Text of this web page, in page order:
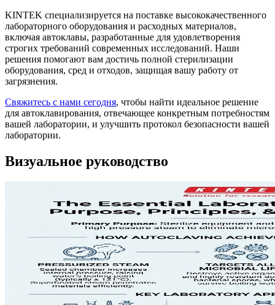
KINTEK специализируется на поставке высококачественного
лабораторного оборудования и расходных материалов,
включая автоклавы, разработанные для удовлетворения
строгих требований современных исследований. Наши
решения помогают вам достичь полной стерилизации
оборудования, сред и отходов, защищая вашу работу от
загрязнения.
Свяжитесь с нами сегодня, чтобы найти идеальное решение
для автоклавирования, отвечающее конкретным потребностям
вашей лаборатории, и улучшить протокол безопасности вашей
лаборатории.
Визуальное руководство